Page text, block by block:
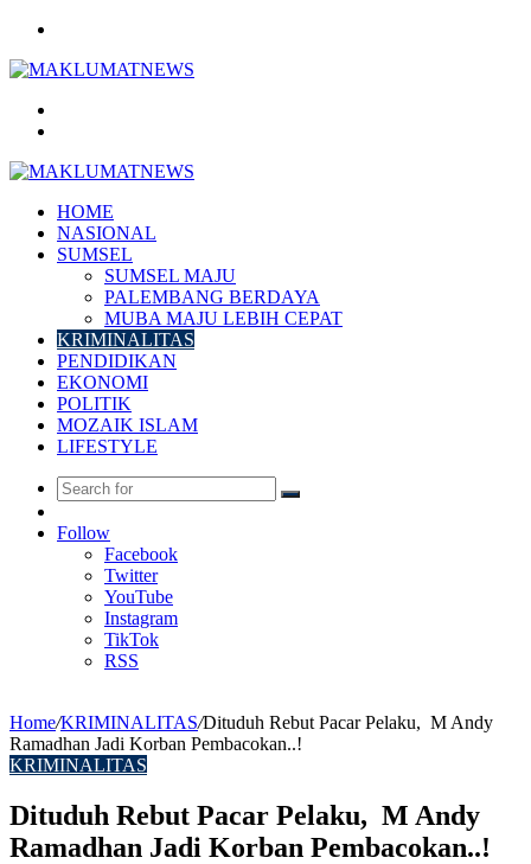
HOME
NASIONAL
SUMSEL
SUMSEL MAJU
PALEMBANG BERDAYA
MUBA MAJU LEBIH CEPAT
KRIMINALITAS
PENDIDIKAN
EKONOMI
POLITIK
MOZAIK ISLAM
LIFESTYLE
Search
Article
Follow
Facebook
Twitter
YouTube
Instagram
TikTok
RSS
Home/KRIMINALITAS/Dituduh Rebut Pacar Pelaku, M Andy
Ramadhan Jadi Korban Pembacokan..!
KRIMINALITAS
Dituduh Rebut Pacar Pelaku, M Andy
Ramadhan Jadi Korban Pembacokan..!